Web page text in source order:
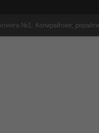
№1. Копирайтинг,